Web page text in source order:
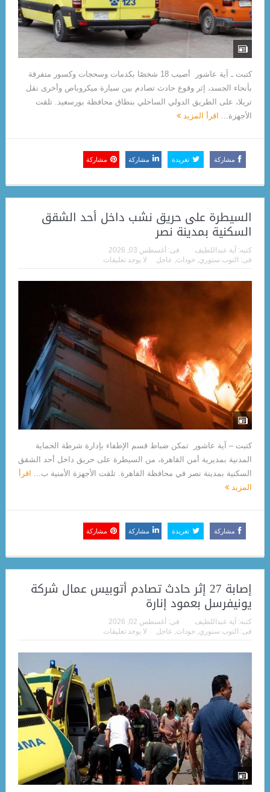
كتبت ـ آية عاشور أصيب 18 شخصًا بكدمات وسحجات وكسور متفرقة
بأنحاء الجسد، إثر وقوع حادث تصادم بين سيارة ميكروباص وأخرى نقل
تريلا، على الطريق الدولي الساحلي بنطاق محافظة بورسعيد. تلقت
الأجهزة... اقرأ المزيد
مشاركة تغريدة مشاركة مشاركة
السيطرة على حريق نشب داخل أحد الشقق
السكنية بمدينة نصر
كتبه: آية عبداللطيف فى: أغسطس 03, 2026
فى: التوب ستوري, حوداث, عاجل لا يوجد تعليقات
كتبت – آية عاشور تمكن ضباط قسم الإطفاء بإدارة شرطة الحماية
المدنية بمديرية أمن القاهرة، من السيطرة على حريق داخل أحد الشقق
السكنية بمدينة نصر في محافظة القاهرة. تلقت الأجهزة الأمنية ب... اقرأ
المزيد
مشاركة تغريدة مشاركة مشاركة
إصابة 27 إثر حادث تصادم أتوبيس عمال شركة
يونيفرسل بعمود إنارة
كتبه: آية عبداللطيف فى: أغسطس 02, 2026
فى: التوب ستوري, حوداث, عاجل لا يوجد تعليقات